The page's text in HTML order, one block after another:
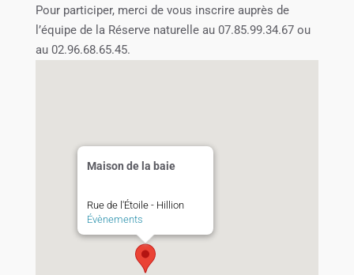
Pour participer, merci de vous inscrire auprès de
l’équipe de la Réserve naturelle au 07.85.99.34.67 ou
au 02.96.68.65.45.
Maison de la baie
Rue de l'Étoile - Hillion
Évènements